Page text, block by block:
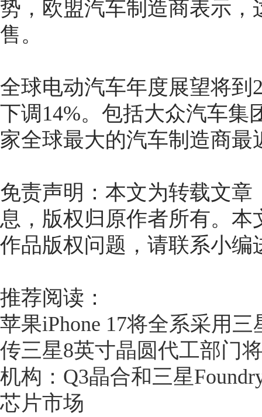
势，欧盟汽车制造商表示
售。
全球电动汽车年度展望将到
下调14%。包括大众汽车集
家全球最大的汽车制造商最
免责声明：本文为转载文
息，版权归原作者所有。
作品版权问题，请联系小编
推荐阅读：
苹果iPhone 17将全系采用
传三星8英寸晶圆代工部门
机构：Q3晶合和三星
芯片市场